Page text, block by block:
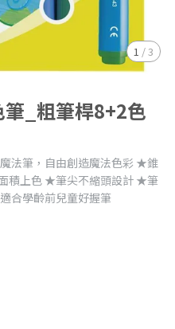
1 /3
_粗筆桿8+2色
法筆，自由創造魔法色彩 ★錐
積上色 ★筆尖不縮頭設計 ★筆
合學齡前兒童好握筆